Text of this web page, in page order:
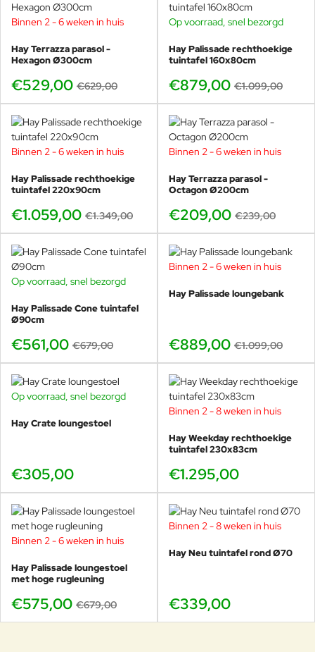
Van lunch tot lange avond,
schaduw die je kunt sturen
worden. Overdag wil je schaduw boven de tafel, later op
de middag komt de zon lager en wil je de schaduw
verschuiven. Door de verstelbaarheid en
kantelmogelijkheid kun je de parasol beter afstellen op het
moment, zonder dat je steeds je hele opstelling hoeft te
Fijn bij dineren, werken buiten of borrelen in de
Rustig schaduwvlak dat niet druk oogt.
Welke Terrazza maat past het
beste, snelle vergelijking
Octagon Ø200cm
Compact voor balkon en kleine zithoek.
Bekijk:Octagon Ø200cm
Square 240x240cm
Meest veelzijdig voor tafel en lounge.
Efficiënt schaduwvlak
Past mooi bij eettafel
Rustige, strakke uitstraling
Hexagon Ø300cm
-16%
Binnen 2 - 6 weken in huis
Hay Terrazza parasol -
Hexagon Ø300cm
€529,00 €629,00
-20%
Op voorraad, snel bezorgd
Hay Palissade rechthoekige
tuintafel 160x80cm
€879,00 €1.099,00
-21%
Binnen 2 - 6 weken in huis
Hay Palissade rechthoekige
tuintafel 220x90cm
€1.059,00 €1.349,00
-13%
Binnen 2 - 6 weken in huis
Hay Terrazza parasol -
Octagon Ø200cm
€209,00 €239,00
-17%
Op voorraad, snel bezorgd
Hay Palissade Cone tuintafel
Ø90cm
€561,00 €679,00
-19%
Binnen 2 - 6 weken in huis
Hay Palissade loungebank
€889,00 €1.099,00
Op voorraad, snel bezorgd
Hay Crate loungestoel
€305,00
Binnen 2 - 8 weken in huis
Hay Weekday rechthoekige
tuintafel 230x83cm
€1.295,00
-15%
Binnen 2 - 6 weken in huis
Hay Palissade loungestoel
met hoge rugleuning
€575,00 €679,00
Binnen 2 - 8 weken in huis
Hay Neu tuintafel rond Ø70
€339,00